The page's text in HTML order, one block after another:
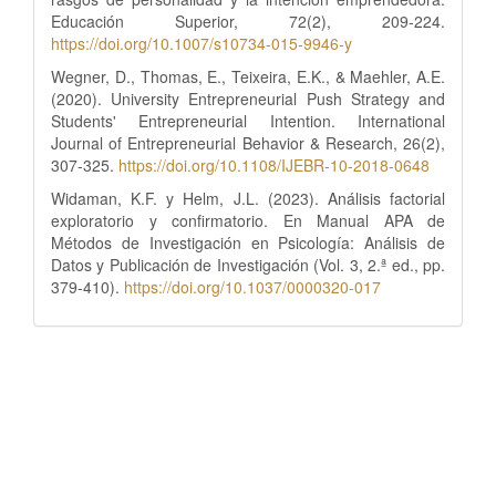
Educación Superior, 72(2), 209-224.
https://doi.org/10.1007/s10734-015-9946-y
Wegner, D., Thomas, E., Teixeira, E.K., & Maehler, A.E.
(2020). University Entrepreneurial Push Strategy and
Students' Entrepreneurial Intention. International
Journal of Entrepreneurial Behavior & Research, 26(2),
307-325. https://doi.org/10.1108/IJEBR-10-2018-0648
Widaman, K.F. y Helm, J.L. (2023). Análisis factorial
exploratorio y confirmatorio. En Manual APA de
Métodos de Investigación en Psicología: Análisis de
Datos y Publicación de Investigación (Vol. 3, 2.ª ed., pp.
379-410). https://doi.org/10.1037/0000320-017